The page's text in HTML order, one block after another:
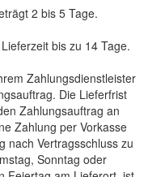
2 bis 5 Tage.
bis zu 14 Tage.
Zahlungsdienstleister
Die Lieferfrist
Zahlungsauftrag an
Zahlung per Vorkasse
nach Vertragsschluss zu
Sonntag oder